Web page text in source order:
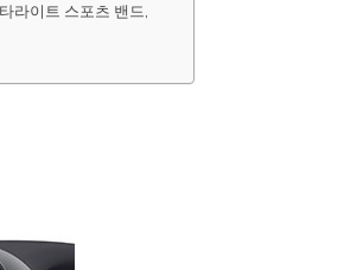
라이트 스포츠 밴드,